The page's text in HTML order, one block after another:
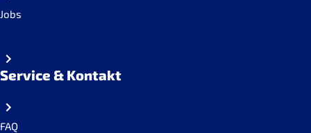
Jobs
Service & Kontakt
FAQ